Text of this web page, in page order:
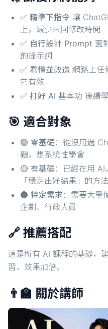
✅ 精準下指令 讓
上，減少來回修改時間
✅ 自行設計 Prompt 面
的提示詞
✅ 看懂並改造 網路上任
它有效
✅ 打好 AI 基本功 後續
🎯 適合對象
🟢 零基礎 ：從沒用過
題，想系統性學會
🟡 有基礎 ：已經在用 AI
「穩定出好結果」的方法
🔵 特定需求 ：需要大量
企劃、行政人員
🔗 推薦搭配
這是所有 AI 課程的基礎，
習，效果加倍。
👨‍🏫 關於講師